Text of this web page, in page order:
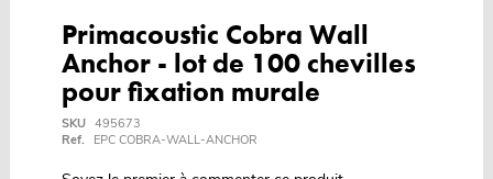
Primacoustic Cobra Wall
Anchor - lot de 100 chevilles
pour fixation murale
SKU 495673
Ref.
EPC COBRA-WALL-ANCHOR